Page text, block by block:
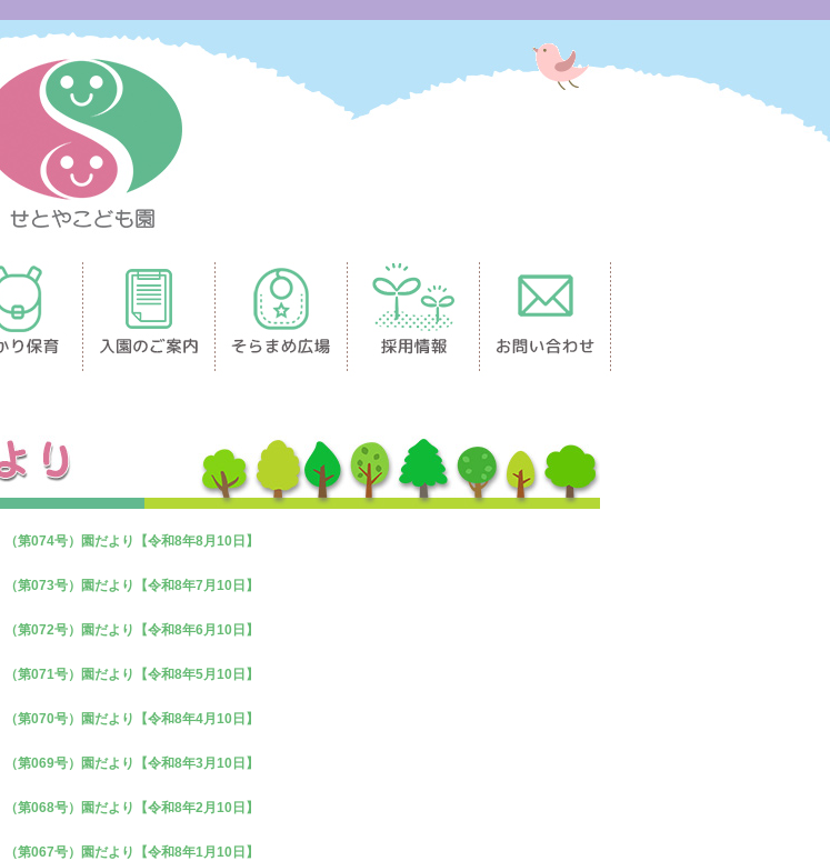
（第074号）園だより【令和8年8月10日】
（第073号）園だより【令和8年7月10日】
（第072号）園だより【令和8年6月10日】
（第071号）園だより【令和8年5月10日】
（第070号）園だより【令和8年4月10日】
（第069号）園だより【令和8年3月10日】
（第068号）園だより【令和8年2月10日】
（第067号）園だより【令和8年1月10日】